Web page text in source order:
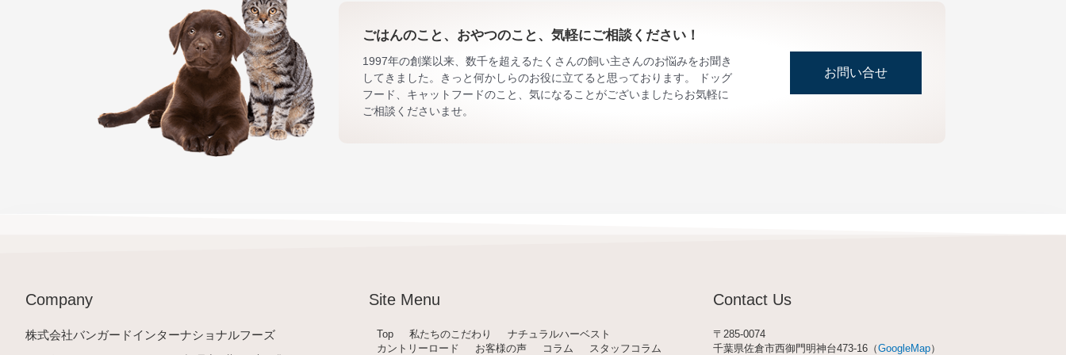
ごはんのこと、おやつのこと、気軽にご相談ください！
1997年の創業以来、数千を超えるたくさんの飼い主さんのお悩みをお聞き
してきました。きっと何かしらのお役に立てると思っております。 ドッグ
フード、キャットフードのこと、気になることがございましたらお気軽に
ご相談くださいませ。
お問い合せ
Company
株式会社バンガードインターナショナルフーズ
Site Menu
Top 私たちのこだわり
ナチュラルハーベスト
カントリーロード
お客様の声 コラム スタッフコラム
Contact Us
〒285-0074
千葉県佐倉市西御門明神台473-16（GoogleMap）